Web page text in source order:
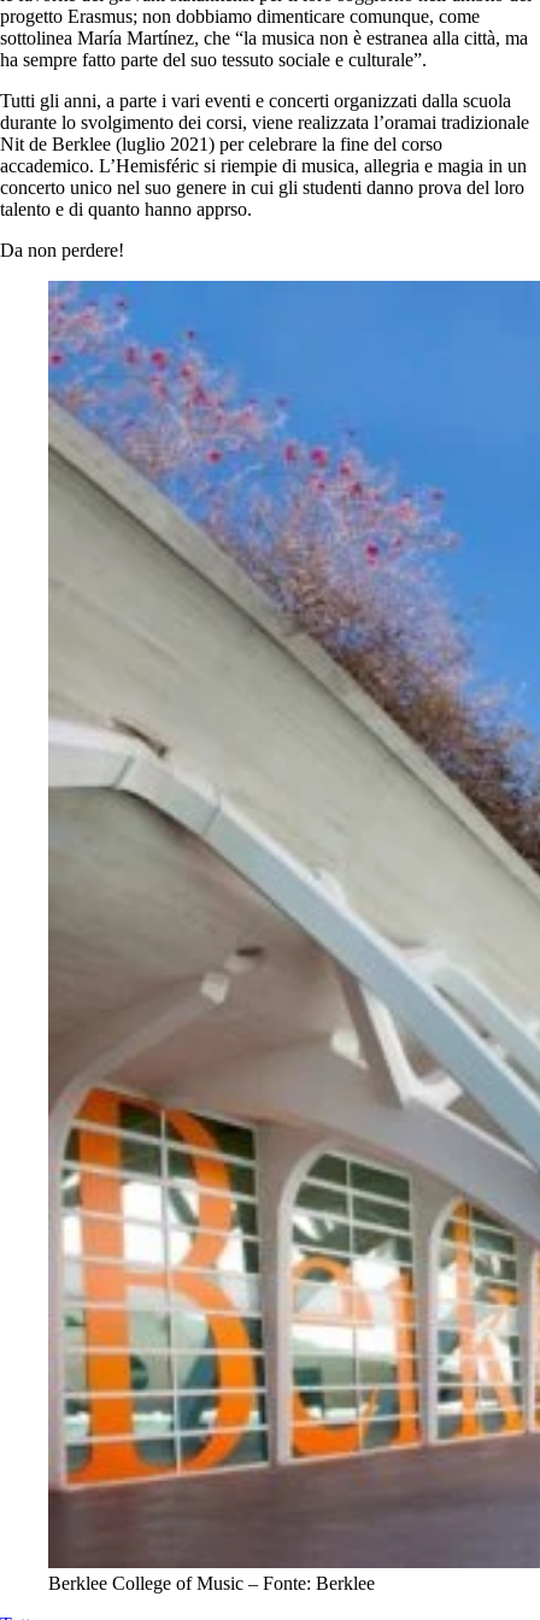
progetto Erasmus; non dobbiamo dimenticare comunque, come
sottolinea María Martínez, che “la musica non è estranea alla città, ma
ha sempre fatto parte del suo tessuto sociale e culturale”.
Tutti gli anni, a parte i vari eventi e concerti organizzati dalla scuola
durante lo svolgimento dei corsi, viene realizzata l’oramai tradizionale
Nit de Berklee (luglio 2021) per celebrare la fine del corso
accademico. L’Hemisféric si riempie di musica, allegria e magia in un
concerto unico nel suo genere in cui gli studenti danno prova del loro
talento e di quanto hanno apprso.
Da non perdere!
Berklee College of Music – Fonte: Berklee